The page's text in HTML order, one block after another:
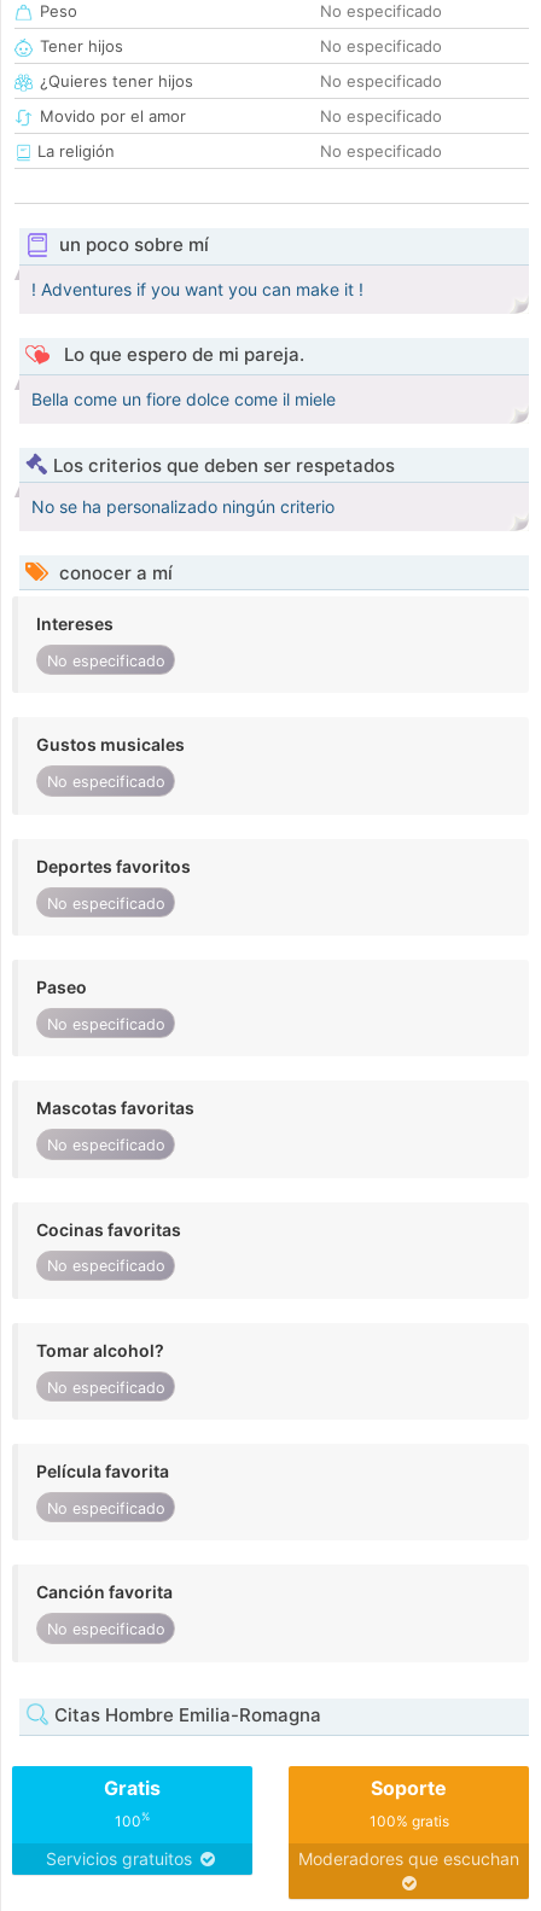
Peso
No especificado
Tener hijos
No especificado
¿Quieres tener hijos
No especificado
Movido por el amor
No especificado
La religión
No especificado
un poco sobre mí
! Adventures if you want you can make it !
Lo que espero de mi pareja.
Bella come un fiore dolce come il miele
Los criterios que deben ser respetados
No se ha personalizado ningún criterio
conocer a mí
Intereses
No especificado
Gustos musicales
No especificado
Deportes favoritos
No especificado
Paseo
No especificado
Mascotas favoritas
No especificado
Cocinas favoritas
No especificado
Tomar alcohol?
No especificado
Película favorita
No especificado
Canción favorita
No especificado
Citas Hombre Emilia-Romagna
Gratis
100%
Servicios gratuitos
Soporte
100% gratis
Moderadores que escuchan